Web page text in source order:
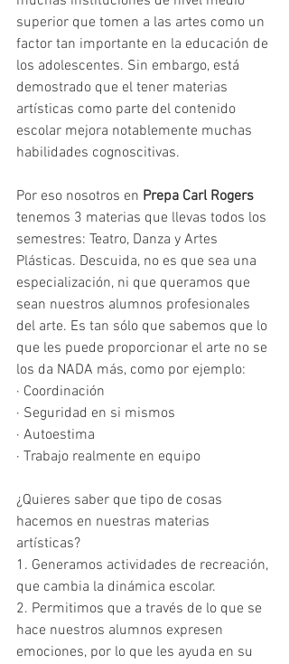
superior que tomen a las artes como un
factor tan importante en la educación de
los adolescentes. Sin embargo, está
demostrado que el tener materias
artísticas como parte del contenido
escolar mejora notablemente muchas
habilidades cognoscitivas.
Por eso nosotros en Prepa Carl Rogers
tenemos 3 materias que llevas todos los
semestres: Teatro, Danza y Artes
Plásticas. Descuida, no es que sea una
especialización, ni que queramos que
sean nuestros alumnos profesionales
del arte. Es tan sólo que sabemos que lo
que les puede proporcionar el arte no se
los da NADA más, como por ejemplo:
· Coordinación
· Seguridad en si mismos
· Autoestima
· Trabajo realmente en equipo
¿Quieres saber que tipo de cosas
hacemos en nuestras materias
artísticas?
1. Generamos actividades de recreación,
que cambia la dinámica escolar.
2. Permitimos que a través de lo que se
hace nuestros alumnos expresen
emociones, por lo que les ayuda en su